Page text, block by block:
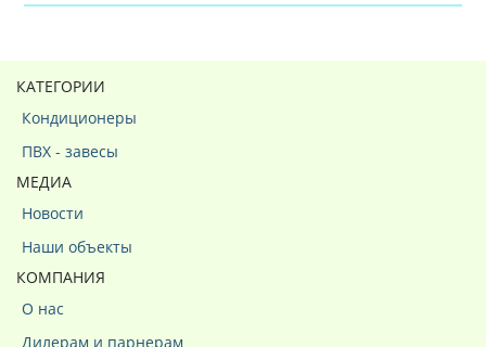
КАТЕГОРИИ
Кондиционеры
ПВХ - завесы
МЕДИА
Новости
Наши объекты
КОМПАНИЯ
О нас
Дилерам и парнерам